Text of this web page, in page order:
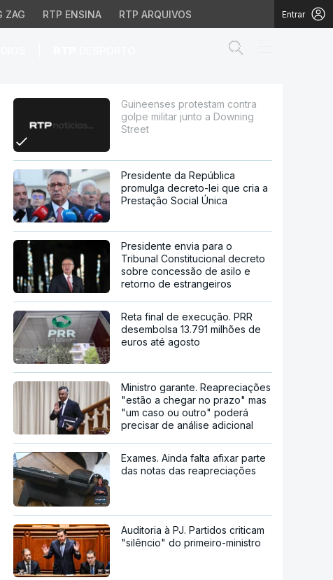
ZAG RTP ENSINA RTP ARQUIVOS Entrar
junto a Downing Street
Guineenses protestam contra
golpe militar junto a Downing
Street
Presidente da República
promulga decreto-lei que cria a
Prestação Social Única
Presidente envia para o
Tribunal Constitucional decreto
sobre concessão de asilo e
retorno de estrangeiros
Reta final de execução. PRR
desembolsa 13.791 milhões de
euros até agosto
Ministro garante. Reapreciações
"estão a chegar no prazo" mas
"um caso ou outro" poderá
precisar de análise adicional
Exames. Ainda falta afixar parte
das notas das reapreciações
Auditoria à PJ. Partidos criticam
"silêncio" do primeiro-ministro